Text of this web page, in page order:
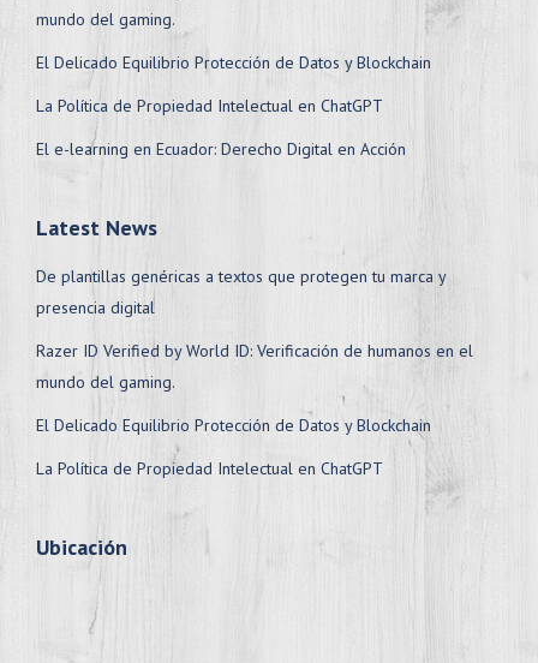
mundo del gaming.
El Delicado Equilibrio Protección de Datos y Blockchain
La Política de Propiedad Intelectual en ChatGPT
El e-learning en Ecuador: Derecho Digital en Acción
Latest News
De plantillas genéricas a textos que protegen tu marca y
presencia digital
Razer ID Verified by World ID: Verificación de humanos en el
mundo del gaming.
El Delicado Equilibrio Protección de Datos y Blockchain
La Política de Propiedad Intelectual en ChatGPT
Ubicación